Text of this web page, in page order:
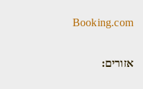
Booking.com
אזורים: